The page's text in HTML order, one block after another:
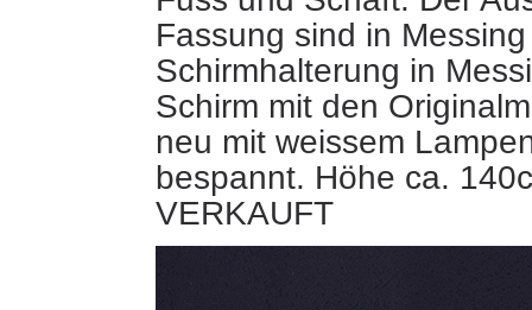
Fassung sind in
Schirmhalterung in
Schirm mit den
neu mit weissem
bespannt. Höhe ca.
VERKAUFT